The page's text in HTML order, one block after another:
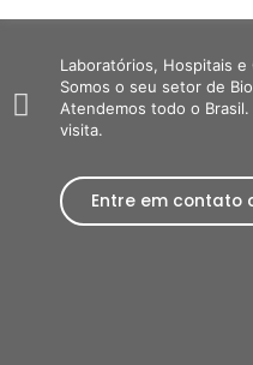
Laboratórios, Hospitais e
Somos o seu setor de
Atendemos todo o
visita.
Entre em contato
Previous